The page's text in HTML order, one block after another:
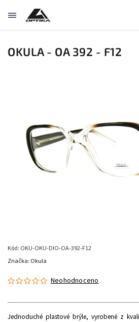
OKULA - OA 392 - F12
Kód: OKU-OKU-DIO-OA-392-F12
Neohodnoceno
Jednoduché plastové brýle, vyrobené z
Značka: Okula